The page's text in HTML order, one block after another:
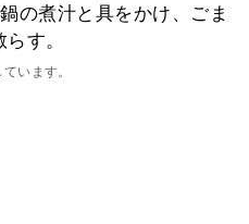
の煮汁と具をかけ、ごま
す。
います。